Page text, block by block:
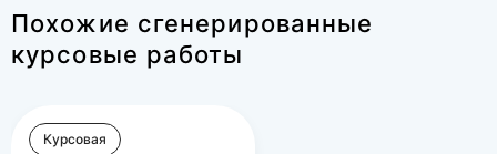
Похожие сгенерированные
курсовые работы
Курсовая